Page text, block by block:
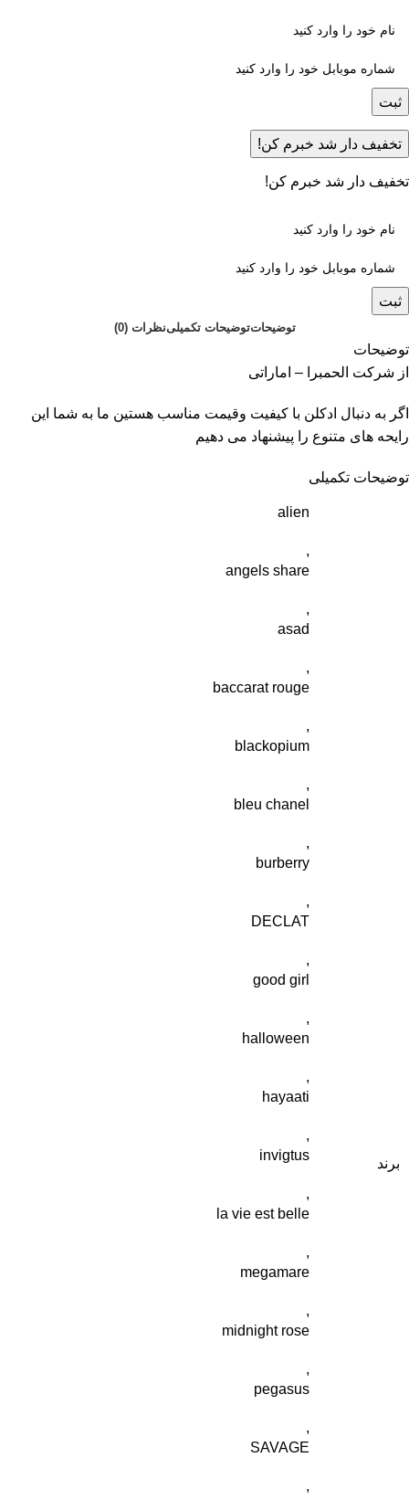
ثبت
تخفیف دار شد خبرم کن!
تخفیف دار شد خبرم کن!
ثبت
توضیحاتتوضیحات تکمیلینظرات (0)
توضیحات
از شرکت الحمبرا – اماراتی
اگر به دنبال ادکلن با کیفیت وقیمت مناسب هستین ما به شما این
رایحه های متنوع را پیشنهاد می دهیم
توضیحات تکمیلی
برند
alien
,
angels share
,
asad
,
baccarat rouge
,
blackopium
,
bleu chanel
,
burberry
,
DECLAT
,
good girl
,
halloween
,
hayaati
,
invigtus
,
la vie est belle
,
megamare
,
midnight rose
,
pegasus
,
SAVAGE
,